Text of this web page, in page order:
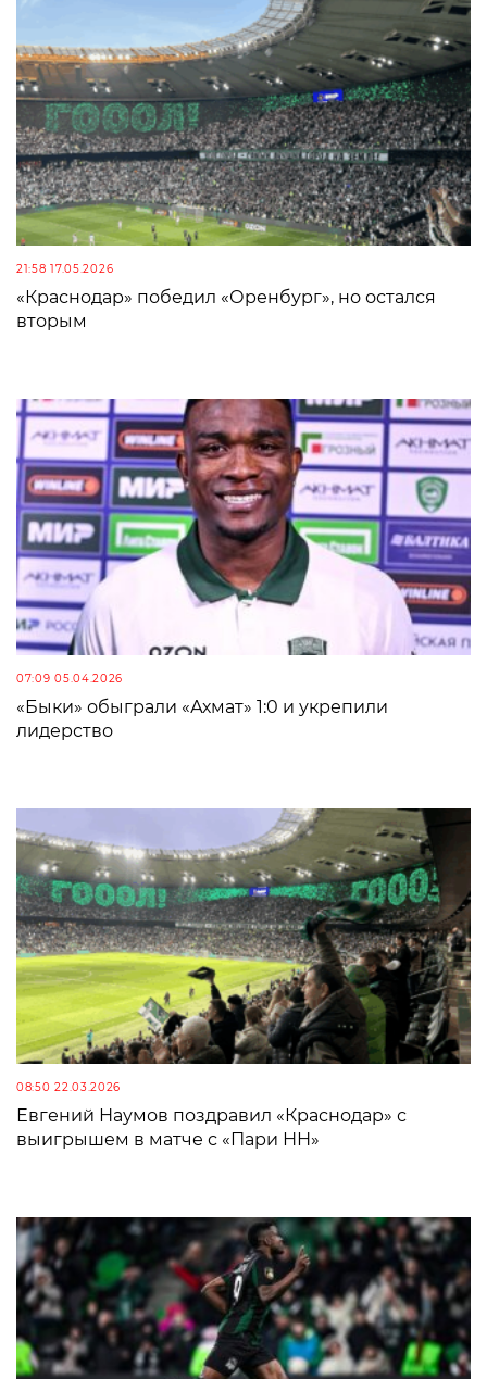
21:58 17.05.2026
«Краснодар» победил «Оренбург», но остался
вторым
07:09 05.04.2026
«Быки» обыграли «Ахмат» 1:0 и укрепили
лидерство
08:50 22.03.2026
Евгений Наумов поздравил «Краснодар» с
выигрышем в матче с «Пари НН»